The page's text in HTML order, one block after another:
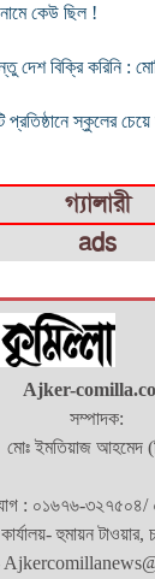
কেউ ছিল !
দেশ বিক্রি করিনি :
প্রতিষ্ঠানে স্কুলের চেয়ে
গ্যালারী
ads
Ajker-
সম্পাদক:
মোঃ ইমতিয়াজ আহমেদ
: ০১৬৭৬-
কার্যালয়- হুমায়ন